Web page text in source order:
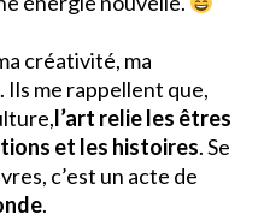
créativité, ma
me rappellent que,
l’art relie les êtres
et les histoires. Se
c’est un acte de
.